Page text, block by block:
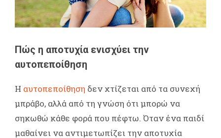
Πώς η αποτυχία ενισχύει την
αυτοπεποίθηση
Η αυτοπεποίθηση δεν χτίζεται από τα συνεχή
μπράβο, αλλά από τη γνώση ότι μπορώ να
σηκωθώ κάθε φορά που πέφτω. Όταν ένα παιδί
μαθαίνει να αντιμετωπίζει την αποτυχία